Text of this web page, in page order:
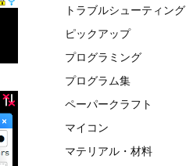
トラブルシューティング
ピックアップ
プログラミング
プログラム集
ペーパークラフト
マイコン
マテリアル・材料